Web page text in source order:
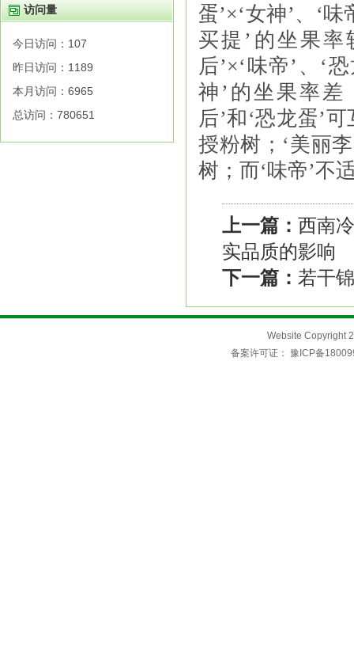
访问量
今日访问： 107
昨日访问： 1189
本月访问： 6965
总访问： 780651
蛋’×‘女神’、 ‘味
买提 ’ 的坐果率
后’×‘味帝’ 、 ‘
神 ’ 的坐果率差
后’和‘恐龙蛋’可
授粉树； ‘美丽李
树；而‘味帝’不
上一篇： 西南
实品质的影响
下一篇： 若干
Website Copyright
备案许可证： 豫ICP备